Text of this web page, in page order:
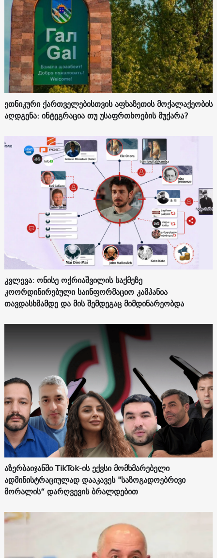
ეთნიკური ქართველებისთვის აფხაზეთის მოქალაქეობის
აღდგენა: ინტეგრაცია თუ უსაფრთხოების მუქარა?
კვლევა: ონისე ოქრიაშვილის საქმეზე
კოორდინირებული საინფორმაციო კამპანია
თავდასხმამდე და მის შემდეგაც მიმდინარეობდა
აზერბაიჯანში TikTok-ის ექვსი მომხმარებელი
ადმინისტრაციულად დააკავეს "საზოგადოებრივი
მორალის“ დარღვევის ბრალდებით